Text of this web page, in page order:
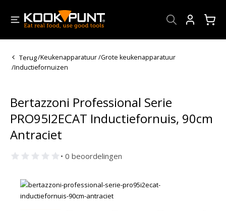
Terug/Keukenapparatuur/Grote keukenapparatuur
/Inductiefornuizen
Bertazzoni Professional Serie
PRO95I2ECAT Inductiefornuis, 90cm
Antraciet
• 0 beoordelingen